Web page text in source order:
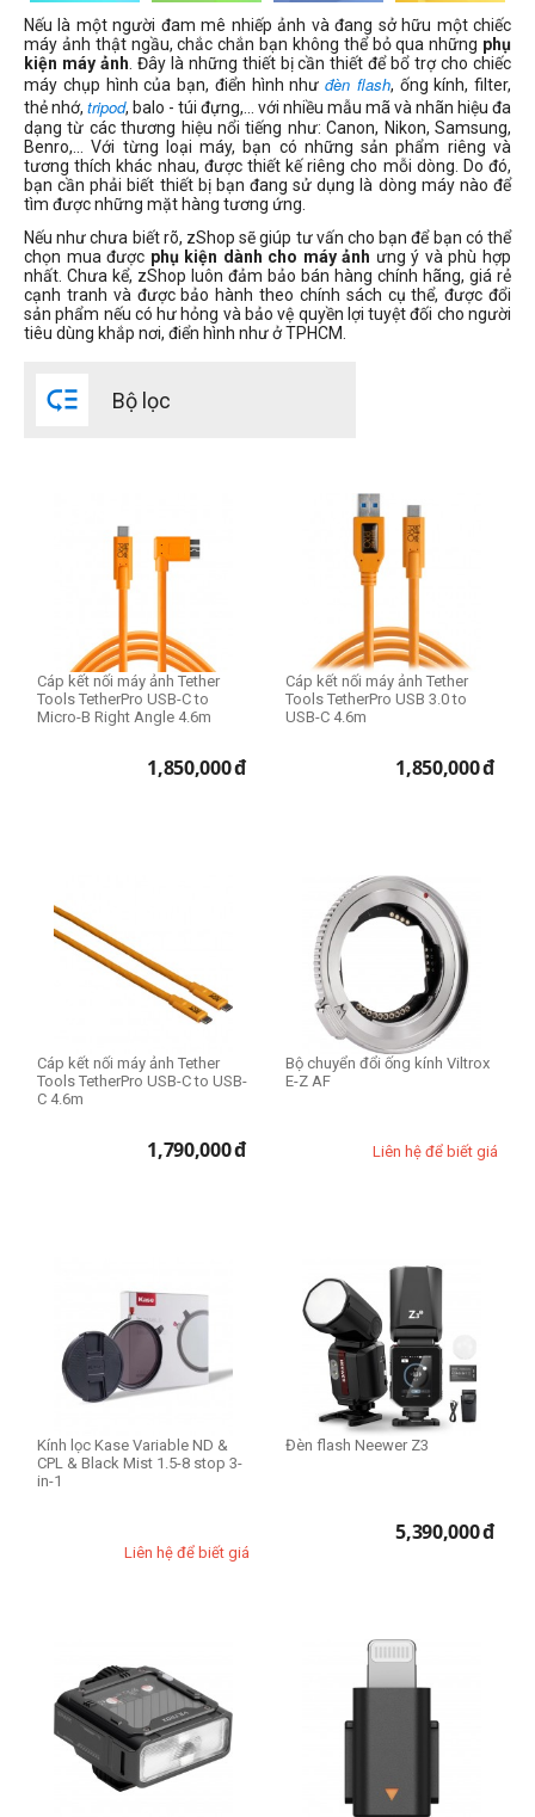
Dung lượng thẻ nhớ
32GB
64GB
80GB
128GB
160GB
256GB
320GB
960GB
Trọng lượng
0,1kg - 1kg
2kg - 3kg
Trên 3kg
Nếu là một người đam mê nhiếp ảnh và đang sở hữu một chiếc
máy ảnh thật ngầu, chắc chắn bạn không thể bỏ qua những phụ
kiện máy ảnh . Đây là những thiết bị cần thiết để bổ trợ cho chiếc
máy chụp hình của bạn, điển hình như đèn flash, ống kính, filter,
thẻ nhớ, tripod, balo - túi đựng,... với nhiều mẫu mã và nhãn hiệu đa
dạng từ các thương hiệu nổi tiếng như: Canon, Nikon, Samsung,
Benro,... Với từng loại máy, bạn có những sản phẩm riêng và
tương thích khác nhau, được thiết kế riêng cho mỗi dòng. Do đó,
bạn cần phải biết thiết bị bạn đang sử dụng là dòng máy nào để
tìm được những mặt hàng tương ứng.
Nếu như chưa biết rõ, zShop sẽ giúp tư vấn cho bạn để bạn có thể
chọn mua được phụ kiện dành cho máy ảnh ưng ý và phù hợp
nhất. Chưa kể, zShop luôn đảm bảo bán hàng chính hãng, giá rẻ
cạnh tranh và được bảo hành theo chính sách cụ thể, được đổi
sản phẩm nếu có hư hỏng và bảo vệ quyền lợi tuyệt đối cho người
tiêu dùng khắp nơi, điển hình như ở TPHCM.
 Bộ lọc
Cáp kết nối máy ảnh Tether
Tools TetherPro USB-C to
Micro-B Right Angle 4.6m
1,850,000đ
Cáp kết nối máy ảnh Tether
Tools TetherPro USB 3.0 to
USB-C 4.6m
1,850,000đ
Cáp kết nối máy ảnh Tether
Tools TetherPro USB-C to USB-
C 4.6m
1,790,000đ
Bộ chuyển đổi ống kính Viltrox
E-Z AF
Liên hệ để biết giá
Kính lọc Kase Variable ND &
CPL & Black Mist 1.5-8 stop 3-
in-1
Liên hệ để biết giá
Đèn flash Neewer Z3
5,390,000đ